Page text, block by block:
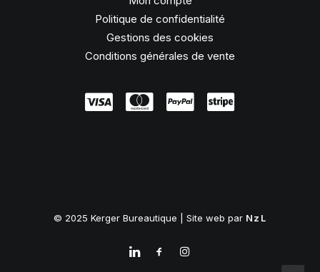
Politique de confidentialité
Gestions des cookies
Conditions générales de vente
© 2025 Kerger Bureautique | Site web par NzL